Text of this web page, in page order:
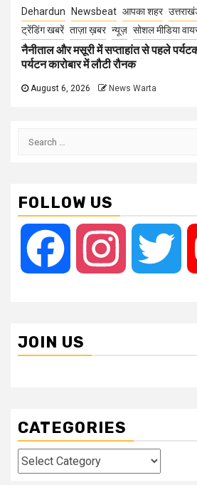
Dehardun Newsbeat आपका शहर
ट्रेंडिंग खबरें ताज़ा ख़बर न्यूज़ सोशल मीडिया
नैनीताल और मसूरी में सप्ताहांत से पहले
पर्यटन कारोबार में लौटी रौनक
August 6, 2026 News Warta
Search
FOLLOW US
Facebook Instagram
JOIN US
CATEGORIES
Categories